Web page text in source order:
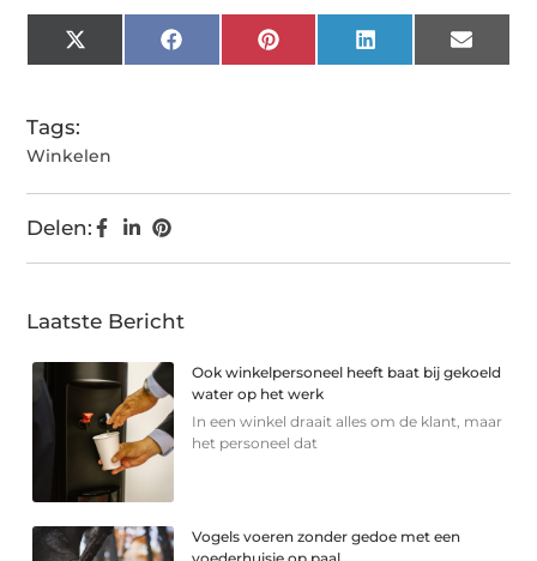
X
(Twitter)
FacebookPinterest LinkedIn Email
Tags:
Winkelen
Delen:
Laatste Bericht
Ook winkelpersoneel heeft baat bij gekoeld
water op het werk
In een winkel draait alles om de klant, maar
het personeel dat
Vogels voeren zonder gedoe met een